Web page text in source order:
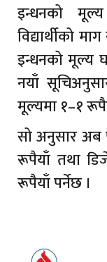
इन्धनको
विद्यार्थीको
इन्धनको मूल्य
नयाँ
मूल्यमा १–१
सो अनुसार अब
रूपैयाँ तथा
रूपैयाँ पर्नेछ ।